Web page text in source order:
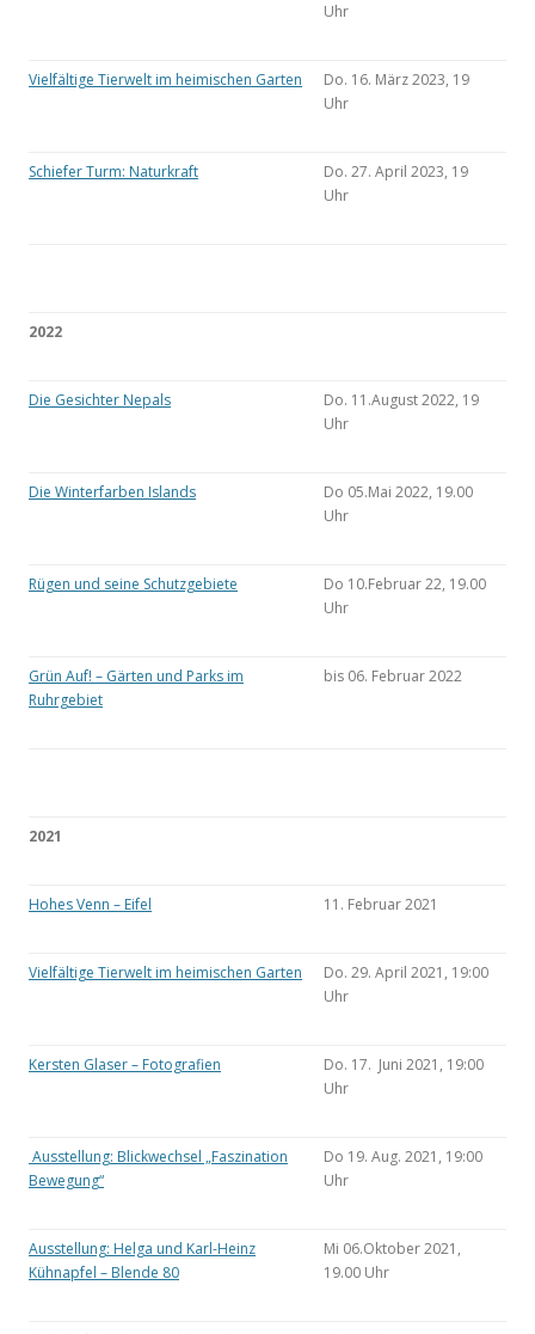
Uhr
Vielfältige Tierwelt im heimischen Garten
Do. 16. März 2023, 19
Uhr
Schiefer Turm: Naturkraft
Do. 27. April 2023, 19
Uhr
2022
Die Gesichter Nepals
Do. 11.August 2022, 19
Uhr
Die Winterfarben Islands
Do 05.Mai 2022, 19.00
Uhr
Rügen und seine Schutzgebiete
Do 10.Februar 22, 19.00
Uhr
Grün Auf! – Gärten und Parks im
Ruhrgebiet
bis 06. Februar 2022
2021
Hohes Venn – Eifel 11. Februar 2021
Vielfältige Tierwelt im heimischen Garten
Do. 29. April 2021, 19:00
Uhr
Kersten Glaser – Fotografien
Do. 17. Juni 2021, 19:00
Uhr
Ausstellung: Blickwechsel „Faszination
Bewegung“
Do 19. Aug. 2021, 19:00
Uhr
Ausstellung: Helga und Karl-Heinz
Kühnapfel – Blende 80
Mi 06.Oktober 2021,
19.00 Uhr